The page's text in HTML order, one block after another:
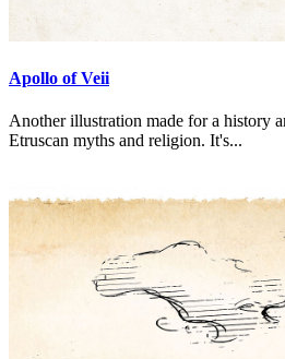
Apollo of Veii
Another illustration made for a history
Etruscan myths and religion. It's...